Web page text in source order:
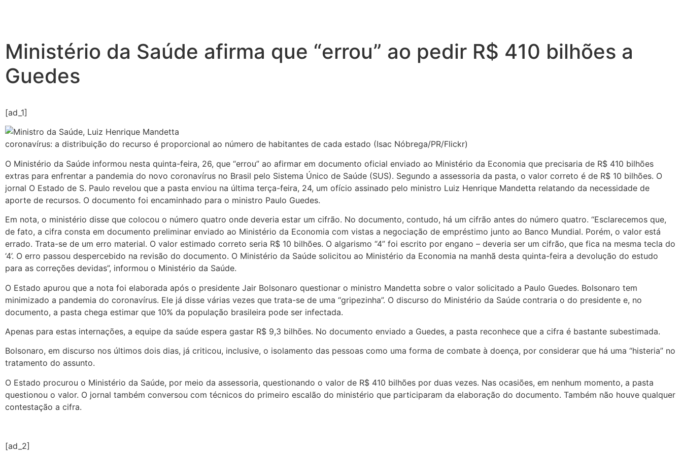
Ministério da Saúde afirma que “errou” ao pedir R$ 410 bilhões a
Guedes
[ad_1]
coronavírus: a distribuição do recurso é proporcional ao número de habitantes de cada estado (Isac Nóbrega/PR/Flickr)
O Ministério da Saúde informou nesta quinta-feira, 26, que “errou” ao afirmar em documento oficial enviado ao Ministério da Economia que precisaria de R$ 410 bilhões
extras para enfrentar a pandemia do novo coronavírus no Brasil pelo Sistema Único de Saúde (SUS). Segundo a assessoria da pasta, o valor correto é de R$ 10 bilhões. O
jornal O Estado de S. Paulo revelou que a pasta enviou na última terça-feira, 24, um ofício assinado pelo ministro Luiz Henrique Mandetta relatando da necessidade de
aporte de recursos. O documento foi encaminhado para o ministro Paulo Guedes.
Em nota, o ministério disse que colocou o número quatro onde deveria estar um cifrão. No documento, contudo, há um cifrão antes do número quatro. “Esclarecemos que,
de fato, a cifra consta em documento preliminar enviado ao Ministério da Economia com vistas a negociação de empréstimo junto ao Banco Mundial. Porém, o valor está
errado. Trata-se de um erro material. O valor estimado correto seria R$ 10 bilhões. O algarismo “4” foi escrito por engano – deveria ser um cifrão, que fica na mesma tecla do
‘4’. O erro passou despercebido na revisão do documento. O Ministério da Saúde solicitou ao Ministério da Economia na manhã desta quinta-feira a devolução do estudo
para as correções devidas”, informou o Ministério da Saúde.
O Estado apurou que a nota foi elaborada após o presidente Jair Bolsonaro questionar o ministro Mandetta sobre o valor solicitado a Paulo Guedes. Bolsonaro tem
minimizado a pandemia do coronavírus. Ele já disse várias vezes que trata-se de uma “gripezinha”. O discurso do Ministério da Saúde contraria o do presidente e, no
documento, a pasta chega estimar que 10% da população brasileira pode ser infectada.
Apenas para estas internações, a equipe da saúde espera gastar R$ 9,3 bilhões. No documento enviado a Guedes, a pasta reconhece que a cifra é bastante subestimada.
Bolsonaro, em discurso nos últimos dois dias, já criticou, inclusive, o isolamento das pessoas como uma forma de combate à doença, por considerar que há uma “histeria” no
tratamento do assunto.
O Estado procurou o Ministério da Saúde, por meio da assessoria, questionando o valor de R$ 410 bilhões por duas vezes. Nas ocasiões, em nenhum momento, a pasta
questionou o valor. O jornal também conversou com técnicos do primeiro escalão do ministério que participaram da elaboração do documento. Também não houve qualquer
contestação a cifra.
[ad_2]